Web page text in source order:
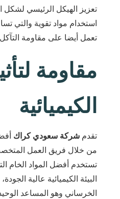
تعزيز الهيكل الرئيسي لشكل
استخدام مواد تقوية والتي
تعمل أيضا على مقاومة
مقاومة
الكيميائية
تقدم شركة سعودي كراك
من خلال فريق العمل
تستخدم أفضل المواد الخام
البيئة الكيميائية عالية
الخرساني وهو المساعد